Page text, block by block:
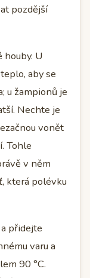
pozdější
U
aby se
u žampionů je
Nechte je
vonět
Tohle
v něm
která polévku
přidejte
varu a
90 °C.